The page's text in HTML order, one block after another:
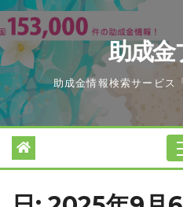
Skip
to
content
助成金
助成金情報検索サービス